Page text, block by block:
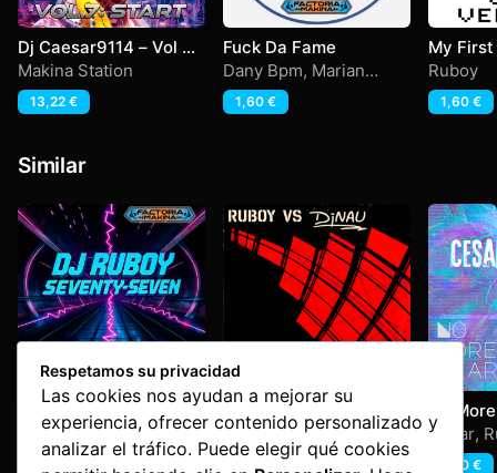
Dj Caesar9114 – Vol 7
Start
Makina Station
13,22 €
Fuck Da Fame
Dany Bpm, Marian
Dacal,Ruboy
Dos
1,60 €
My First
Makina
Ruboy
1,60 €
Similar
Seventy Seven
Ruboy
I Can Feel It (In the
name of love)
Dj Nau,Ruboy
1,60
No
Cesar,
1,60 €
Respetamos su privacidad
Las cookies nos ayudan a mejorar su
experiencia, ofrecer contenido personalizado y
analizar el tráfico. Puede elegir qué cookies